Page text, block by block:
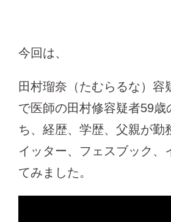
今回は、
田村瑠奈（たむらるな）容
で医師の田村修容疑者59歳
ち、経歴、学歴、父親が勤
イッター、フェスブック、
てみました。